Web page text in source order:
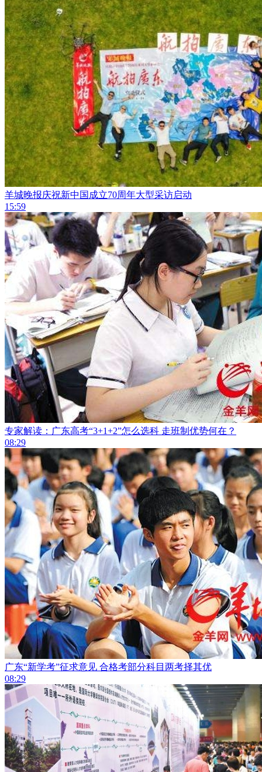
羊城晚报庆祝新中国成立70周年大型采访启动
15:59
专家解读：广东高考“3+1+2”怎么选科 走班制优势何在？
08:29
广东“新学考”征求意见 合格考部分科目两考择其优
08:29